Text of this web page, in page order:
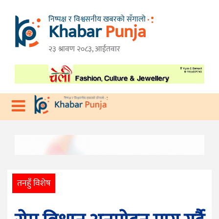
निष्पक्ष र विश्वसनीय खबरको सँगालो
KhabarPunja
२३ श्रावण २०८३, आईतवार
गृहपृष्ठ
तनहुँ
प्रदेश
स्वास्थ्य
तनहुँ विशेष